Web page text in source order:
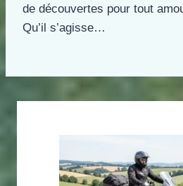
de découvertes pour tout
Qu’il s’agisse…